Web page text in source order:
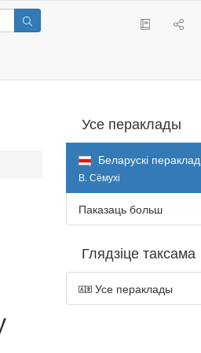
Усе пераклады
Беларускі пераклад
В. Сёмухі
Паказаць больш
Глядзіце таксама
Усе пераклады